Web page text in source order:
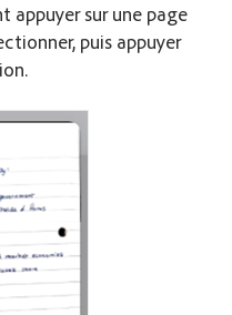
appuyer sur une page
puis appuyer